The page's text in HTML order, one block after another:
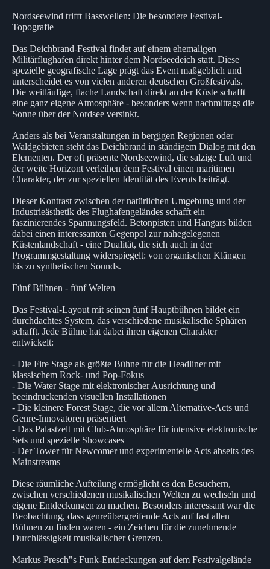
Nordseewind trifft Basswellen: Die besondere Festival-
Topografie
Das Deichbrand-Festival findet auf einem ehemaligen
Militärflughafen direkt hinter dem Nordseedeich statt. Diese
spezielle geografische Lage prägt das Event maßgeblich und
unterscheidet es von vielen anderen deutschen Großfestivals.
Die weitläufige, flache Landschaft direkt an der Küste schafft
eine ganz eigene Atmosphäre - besonders wenn nachmittags die
Sonne über der Nordsee versinkt.
Anders als bei Veranstaltungen in bergigen Regionen oder
Waldgebieten steht das Deichbrand in ständigem Dialog mit den
Elementen. Der oft präsente Nordseewind, die salzige Luft und
der weite Horizont verleihen dem Festival einen maritimen
Charakter, der zur speziellen Identität des Events beiträgt.
Dieser Kontrast zwischen der natürlichen Umgebung und der
Industrieästhetik des Flughafengeländes schafft ein
faszinierendes Spannungsfeld. Betonpisten und Hangars bilden
dabei einen interessanten Gegenpol zur nahegelegenen
Küstenlandschaft - eine Dualität, die sich auch in der
Programmgestaltung widerspiegelt: von organischen Klängen
bis zu synthetischen Sounds.
Fünf Bühnen - fünf Welten
Das Festival-Layout mit seinen fünf Hauptbühnen bildet ein
durchdachtes System, das verschiedene musikalische Sphären
schafft. Jede Bühne hat dabei ihren eigenen Charakter
entwickelt:
- Die Fire Stage als größte Bühne für die Headliner mit
klassischem Rock- und Pop-Fokus
- Die Water Stage mit elektronischer Ausrichtung und
beeindruckenden visuellen Installationen
- Die kleinere Forest Stage, die vor allem Alternative-Acts und
Genre-Innovatoren präsentiert
- Das Palastzelt mit Club-Atmosphäre für intensive elektronische
Sets und spezielle Showcases
- Der Tower für Newcomer und experimentelle Acts abseits des
Mainstreams
Diese räumliche Aufteilung ermöglicht es den Besuchern,
zwischen verschiedenen musikalischen Welten zu wechseln und
eigene Entdeckungen zu machen. Besonders interessant war die
Beobachtung, dass genreübergreifende Acts auf fast allen
Bühnen zu finden waren - ein Zeichen für die zunehmende
Durchlässigkeit musikalischer Grenzen.
Markus Presch"s Funk-Entdeckungen auf dem Festivalgelände